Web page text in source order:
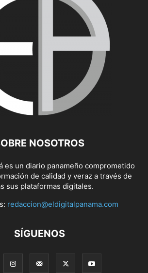
NOSOTROS
es un diario panameño comprometido
de calidad y veraz a través de
sus plataformas digitales.
redaccion@eldigitalpanama.com
SÍGUENOS